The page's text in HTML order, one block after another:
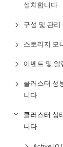
설치합니다
구성 및 관
스토리지 모
이벤트 및
클러스터 성
니다
클러스터 상
니다